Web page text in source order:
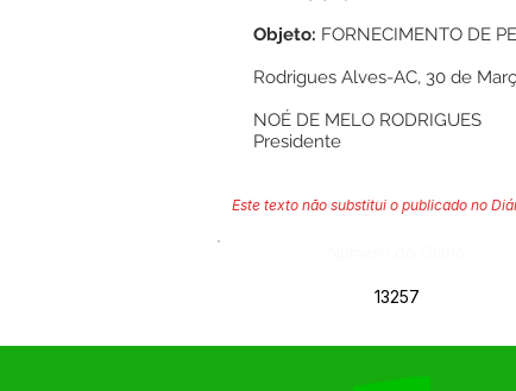
Objeto: FORNECIMENTO DE
Rodrigues Alves-AC, 30 de
NOÉ DE MELO RODRIGUES
Presidente
Este texto não substitui o publicado no
13257